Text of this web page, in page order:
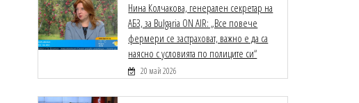
Нина Колчакова, генерален секретар на
АБЗ, за Bulgaria ON AIR: „Все повече
фермери се застраховат, важно е да са
наясно с условията по полиците си“
20 май 2026